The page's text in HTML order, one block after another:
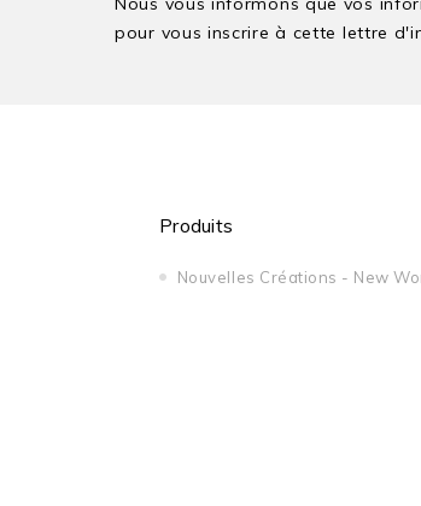
pour vous inscrire à cette lettre
Produits
Nouvelles Créations - New